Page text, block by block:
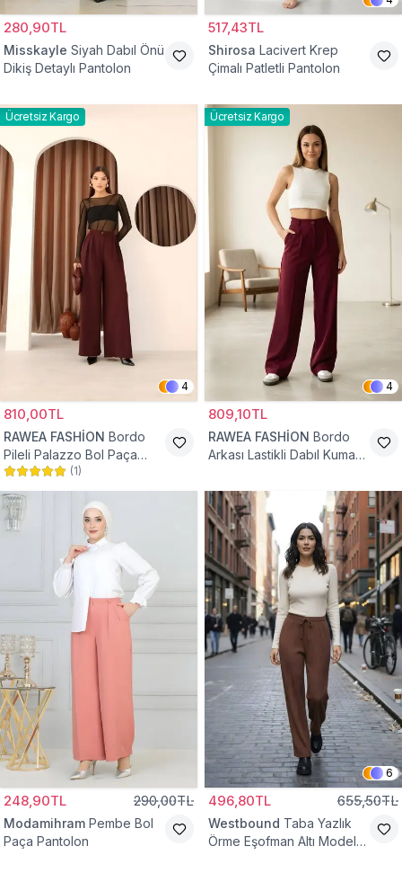
280,90TL
Misskayle Siyah Dabıl Önü
Dikiş Detaylı Pantolon
517,43TL
Shirosa Lacivert Krep
Çimalı Patletli Pantolon
Ücretsiz Kargo
4
810,00TL
RAWEA FASHİON Bordo
Pileli Palazzo Bol Paça
Yüksek Bel Tesettür
Pantolon
(1)
Ücretsiz Kargo
4
809,10TL
RAWEA FASHİON Bordo
Arkası Lastikli Dabıl Kumaş
248,90TL 290,00TL
Modamihram Pembe Bol
Paça Pantolon
6
496,80TL 655,50TL
Westbound Taba Yazlık
Örme Eşofman Altı Model